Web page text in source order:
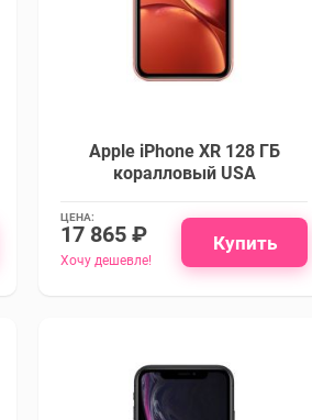
Apple iPhone XR 128 ГБ
коралловый USA
ЦЕНА:
17 865 ₽
Хочу дешевле!
Купить